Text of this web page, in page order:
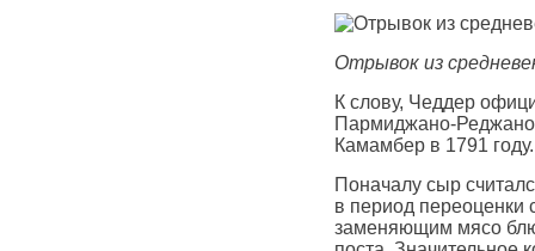
Отрывок из
К слову, Чеддер
Пармиджано-Реджано
Камамбер в 1791 году.
Поначалу сыр
в период переоценки
заменяющим мясо